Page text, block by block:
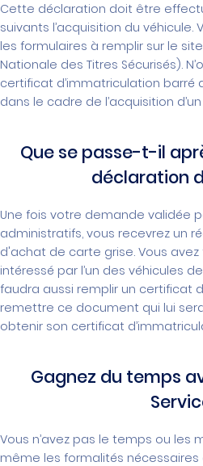
Cette déclaration doit être
suivants l’acquisition du
les formulaires à remplir sur le site
Nationale des Titres Sécurisés).
certificat d’immatriculation barré
dans le cadre de l’acquisition
Que se passe-t-il
déclaration
Une fois votre demande validée
administratifs, vous recevrez un
d'achat de carte grise. Vous
intéressé par l’un des véhicules
faudra aussi remplir un certificat
remettre ce document qui lui
obtenir son certificat
Gagnez du temps
Vous n’avez pas le temps ou les
même les formalités nécessaires